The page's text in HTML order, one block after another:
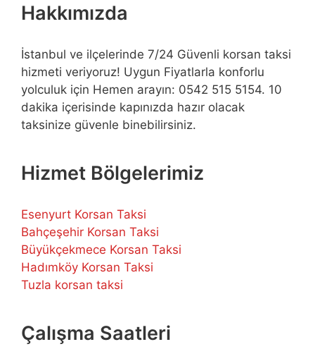
Hakkımızda
İstanbul ve ilçelerinde 7/24 Güvenli korsan taksi
hizmeti veriyoruz! Uygun Fiyatlarla konforlu
yolculuk için Hemen arayın: 0542 515 5154. 10
dakika içerisinde kapınızda hazır olacak
taksinize güvenle binebilirsiniz.
Hizmet Bölgelerimiz
Esenyurt Korsan Taksi
Bahçeşehir Korsan Taksi
Büyükçekmece Korsan Taksi
Hadımköy Korsan Taksi
Tuzla korsan taksi
Çalışma Saatleri